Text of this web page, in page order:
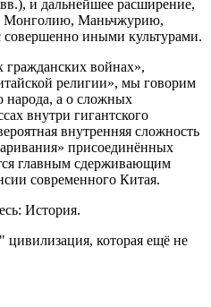
и дальнейшее расширение,
Монголию, Маньчжурию,
иными культурами.
гражданских войнах»,
религии», мы говорим
народа, а о сложных
внутри гигантского
внутренняя сложность
присоединённых
главным сдерживающим
современного Китая.
История.
цивилизация, которая ещё не